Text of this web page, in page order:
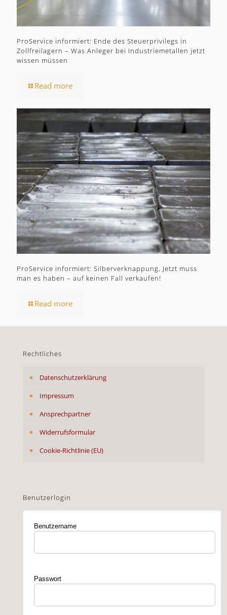
ProService informiert: Ende des Steuerprivilegs in
Zollfreilagern – Was Anleger bei Industriemetallen jetzt
wissen müssen
Read more
ProService informiert: Silberverknappung, Jetzt muss
man es haben – auf keinen Fall verkaufen!
Read more
Rechtliches
Datenschutzerklärung
Impressum
Ansprechpartner
Widerrufsformular
Cookie-Richtlinie (EU)
Benutzerlogin
Benutzername
Passwort